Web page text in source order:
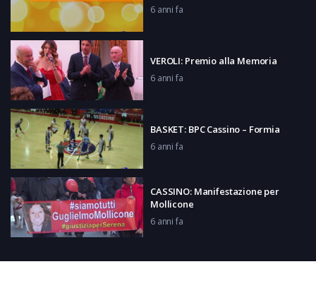
6 anni fa
VEROLI: Premio alla Memoria
6 anni fa
BASKET: BPC Cassino – Formia
6 anni fa
CASSINO: Manifestazione per
Mollicone
6 anni fa